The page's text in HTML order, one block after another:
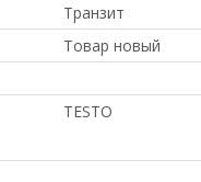
Транзит
Товар новый
TESTO